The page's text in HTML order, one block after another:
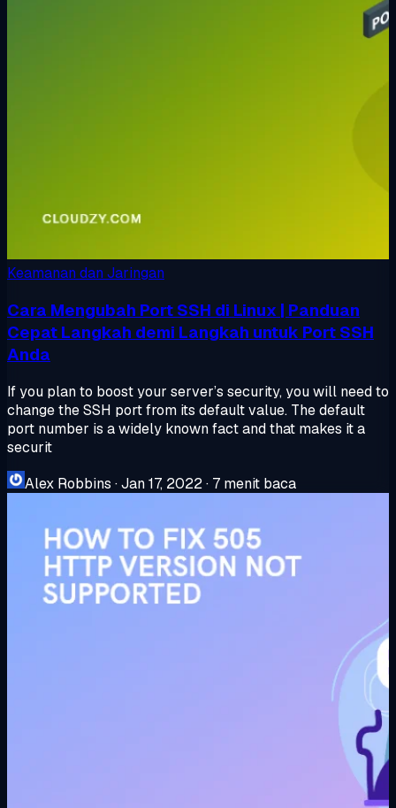
Keamanan dan Jaringan
Cara Mengubah Port SSH di Linux | Panduan
Cepat Langkah demi Langkah untuk Port SSH
Anda
If you plan to boost your server’s security, you will need to
change the SSH port from its default value. The default
port number is a widely known fact and that makes it a
securit
Alex Robbins ·Jan 17, 2022· 7 menit baca